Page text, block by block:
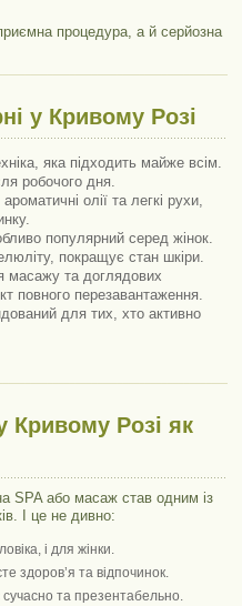
процедура, а й серйозна
у Кривому Розі
яка підходить майже всім.
робочого дня.
олії та легкі рухи,
популярний серед жінок.
покращує стан шкіри.
масажу та доглядових
повного перезавантаження.
для тих, хто активно
Кривому Розі як
SPA або масаж став одним із
І це не дивно:
і для жінки.
здоров’я та відпочинок.
та презентабельно.